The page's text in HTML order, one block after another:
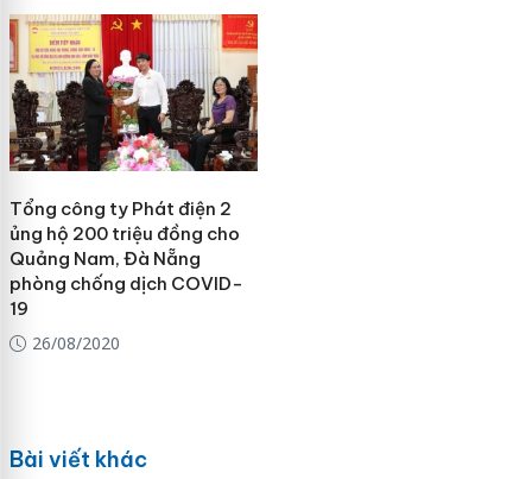
Tổng công ty Phát điện 2
ủng hộ 200 triệu đồng cho
Quảng Nam, Đà Nẵng
phòng chống dịch COVID-
19
26/08/2020
Bài viết khác